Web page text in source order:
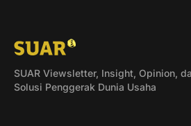
SUAR Viewsletter, Insight, Opinion,
Solusi Penggerak Dunia Usaha